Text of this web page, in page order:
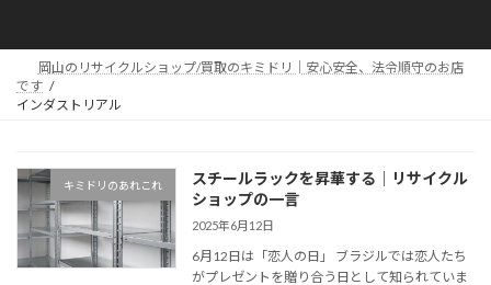
岡山のリサイクルショップ/買取のキミドリ│安心安全、法令順守のお店
です
インダストリアル
キミドリのあれこれ
スチールラックを昇華する│リサイクル
ショップの一言
2025年6月12日
6月12日は「恋人の日」 ブラジルでは恋人たち
がプレゼントを贈り合う日として知られていま